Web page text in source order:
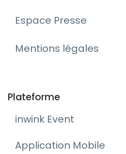
Espace Presse
Mentions légales
Plateforme
inwink Event
Application Mobile